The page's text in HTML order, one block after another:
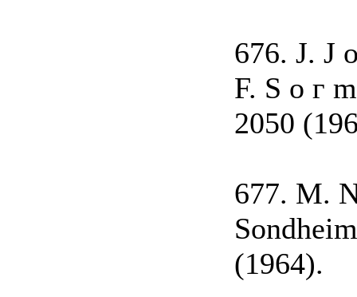
676. J. J
F. S о г
2050
677. M.
(1964).